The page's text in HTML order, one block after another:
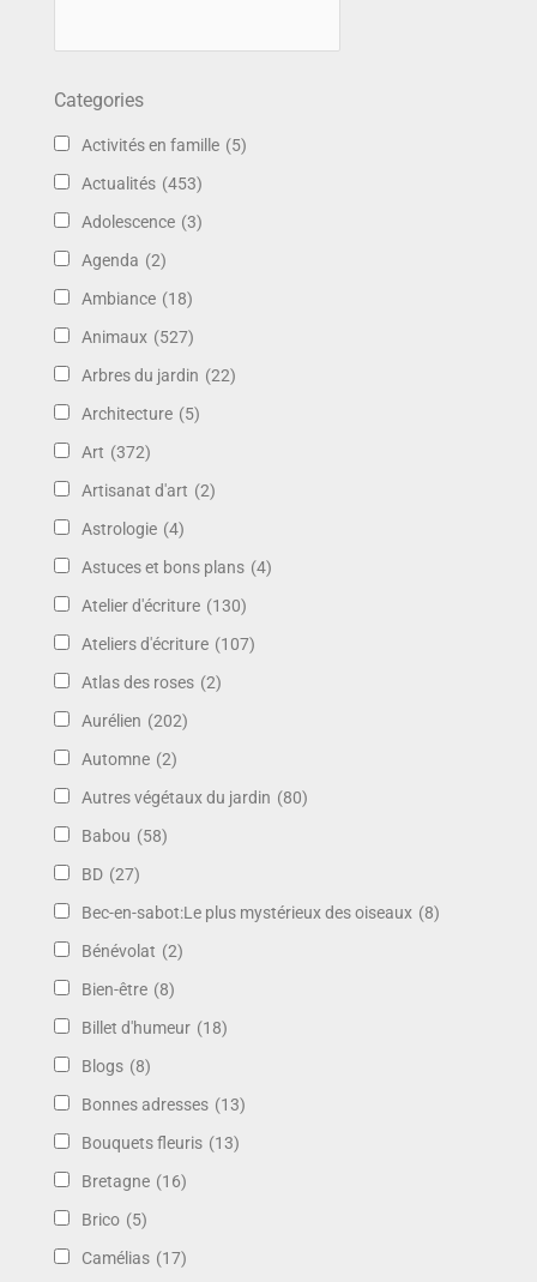
Categories
Activités en famille (5)
Actualités (453)
Adolescence (3)
Agenda (2)
Ambiance (18)
Animaux (527)
Arbres du jardin (22)
Architecture (5)
Art (372)
Artisanat d'art (2)
Astrologie (4)
Astuces et bons plans (4)
Atelier d'écriture (130)
Ateliers d'écriture (107)
Atlas des roses (2)
Aurélien (202)
Automne (2)
Autres végétaux du jardin (80)
Babou (58)
BD (27)
Bec-en-sabot:Le plus mystérieux des oiseaux (8)
Bénévolat (2)
Bien-être (8)
Billet d'humeur (18)
Blogs (8)
Bonnes adresses (13)
Bouquets fleuris (13)
Bretagne (16)
Brico (5)
Camélias (17)